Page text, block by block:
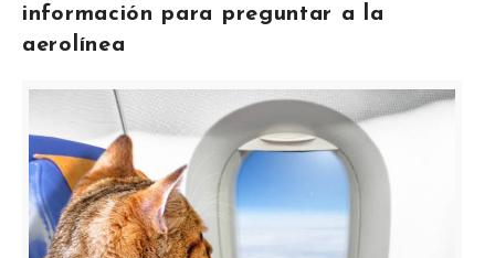
información para preguntar a la
aerolínea